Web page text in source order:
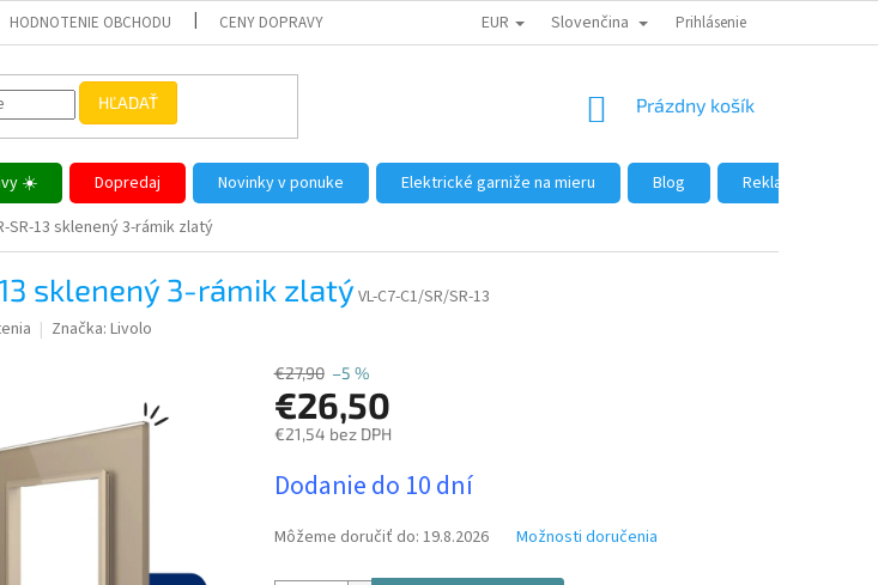
HODNOTENIE OBCHODU CENY DOPRAVY DÔVODY NÁKUPU U NÁS AKO NAKUPOVAŤ VEĽKOOBCHOD
EUR Slovenčina Prihlásenie
HĽADAŤ
NÁKUPNÝ
Prázdny košík
☀️ Dopredaj Novinky v ponuke Elektrické garniže na mieru Blog
Reklamácie a
SR-13 sklenený 3-rámik zlatý
13 sklenený 3-rámik zlatý VL-C7-C1/SR/SR-13
Značka: Livolo
€27,90 –5 %
€26,50
€21,54 bez DPH
cena:
Dodanie do 10 dní
Môžeme doručiť do: 19.8.2026 Možnosti doručenia